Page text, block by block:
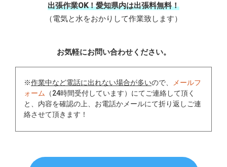
出張作業OK！愛知県内は出張料無料！
（電気と水をおかりして作業致します）
お気軽にお問い合わせください。
※作業中など電話に出れない場合が多いので、
メールフ
ォーム
（24時間受付しています）にてご連絡して頂く
と、内容を確認の上、お電話かメールにて折り返しご連
絡させて頂きます！